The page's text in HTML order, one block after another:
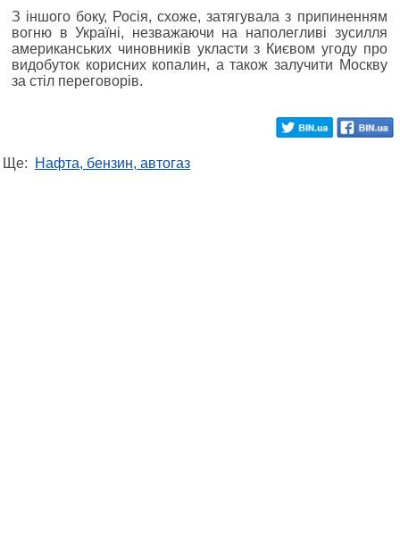
З іншого боку, Росія, схоже, затягувала з припиненням
вогню в Україні, незважаючи на наполегливі зусилля
американських чиновників укласти з Києвом угоду про
видобуток корисних копалин, а також залучити Москву
за стіл переговорів.
Ще: Нафта, бензин, автогаз